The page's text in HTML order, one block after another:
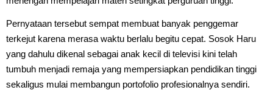
Pernyataan tersebut sempat membuat banyak penggemar
terkejut karena merasa waktu berlalu begitu cepat. Sosok Haru
yang dahulu dikenal sebagai anak kecil di televisi kini telah
tumbuh menjadi remaja yang mempersiapkan pendidikan tinggi
sekaligus mulai membangun portofolio profesionalnya sendiri.